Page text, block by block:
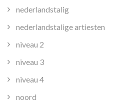
nederlandstalig
nederlandstalige artiesten
niveau 2
niveau 3
niveau 4
noord